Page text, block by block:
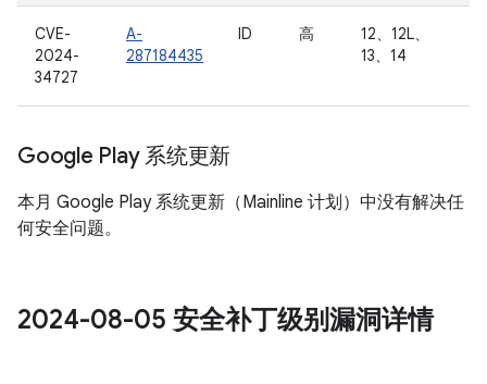
CVE-
2024-
34727
A-
287184435
ID 高
12、12L、
13、14
Google Play 系统更新
本月 Google Play 系统更新（Mainline 计划）中没有解决任
何安全问题。
2024-08-05 安全补丁级别漏洞详情